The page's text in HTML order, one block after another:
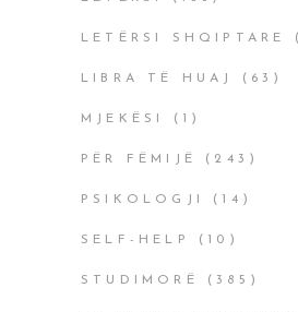
LETËRSI SHQIPTARE
LIBRA TË HUAJ (63)
MJEKËSI (1)
PËR FËMIJË (243)
PSIKOLOGJI (14)
SELF-HELP (10)
STUDIMORË (385)